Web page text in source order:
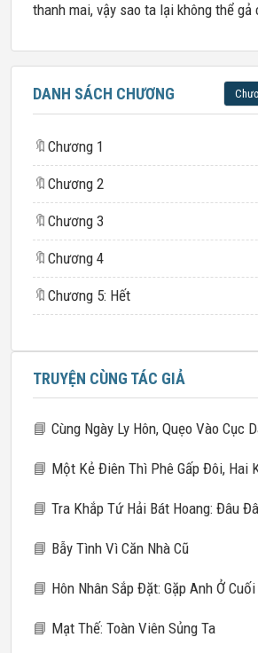
thanh mai, vậy sao ta lại không thể gả
DANH SÁCH CHƯƠNG
🔖 Chương 1
🔖 Chương 2
🔖 Chương 3
🔖 Chương 4
🔖 Chương 5: Hết
TRUYỆN CÙNG TÁC GIẢ
📘 Cùng Ngày Ly Hôn, Quẹo Vào Cục Dân Chính Với
📘 Một Kẻ Điên Thì Phê Gấp Đôi, Hai Kẻ
📘 Tra Khắp Tứ Hải Bát Hoang: Đâu Đâu
📘 Bẫy Tình Vì Căn Nhà Cũ
📘 Hôn Nhân Sắp Đặt: Gặp Anh Ở
📘 Mạt Thế: Toàn Viên Sủng Ta